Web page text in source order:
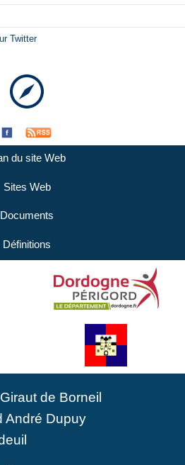
Twitter
du site Web
Sites Web
Documents
Définitions
de Borneil
André Dupuy